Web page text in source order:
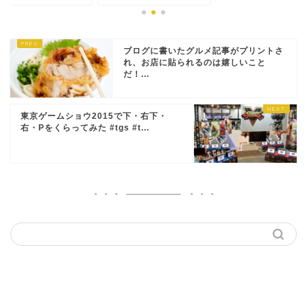
ブログに書いたグルメ記事がプリントさ
れ、お店に貼られるのは嬉しいこと
だ！...
東京ゲームショウ2015で下・右下・
右・Pをくらってみた #tgs #t...